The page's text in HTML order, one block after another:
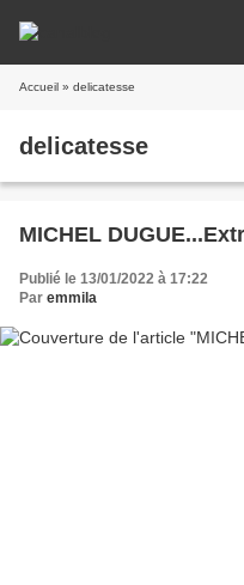
Accueil » delicatesse
delicatesse
MICHEL
Publié le 13/01/2022 à 17:22
Par emmila